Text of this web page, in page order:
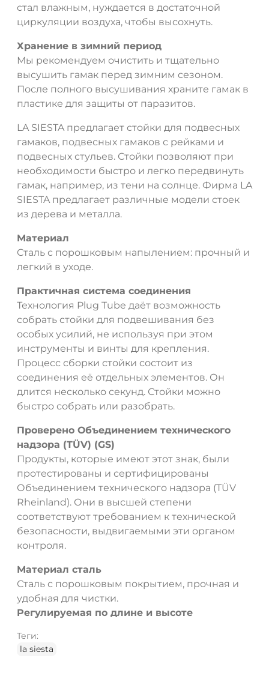
стал влажным, нуждается в достаточной
циркуляции воздуха, чтобы высохнуть.
Хранение в зимний период
Мы рекомендуем очистить и тщательно
высушить гамак перед зимним сезоном.
После полного высушивания храните гамак в
пластике для защиты от паразитов.
LA SIESTA предлагает стойки для подвесных
гамаков, подвесных гамаков с рейками и
подвесных стульев. Стойки позволяют при
необходимости быстро и легко передвинуть
гамак, например, из тени на солнце. Фирма LA
SIESTA предлагает различные модели стоек
из дерева и металла.
Материал
Сталь с порошковым напылением: прочный и
легкий в уходе.
Практичная система соединения
Технология Plug Tube даёт возможность
собрать стойки для подвешивания без
особых усилий, не используя при этом
инструменты и винты для крепления.
Процесс сборки стойки состоит из
соединения её отдельных элементов. Он
длится несколько секунд. Стойки можно
быстро собрать или разобрать.
Проверено Объединением технического
надзора (TÜV) (GS)
Продукты, которые имеют этот знак, были
протестированы и сертифицированы
Объединением технического надзора (TÜV
Rheinland). Они в высшей степени
соответствуют требованием к технической
безопасности, выдвигаемыми эти органом
контроля.
Материал сталь
Сталь с порошковым покрытием, прочная и
удобная для чистки.
Регулируемая по длине и высоте
Теги:
la siesta